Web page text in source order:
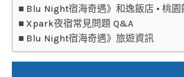
Blu Night宿海奇遇》和逸飯店 • 桃園
Xpark夜宿常見問題 Q&A
Blu Night宿海奇遇》旅遊資訊